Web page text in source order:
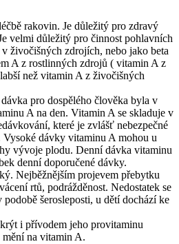
rakovin. Je důležitý pro zdravý
velmi důležitý pro činnost pohlavních
živočišných zdrojích, nebo jako beta
A z rostlinných zdrojů ( vitamin A z
než vitamin A z živočišných
pro dospělého člověka byla v
A na den. Vitamin A se skladuje v
které je zvlášť nebezpečné
Vysoké dávky vitaminu A mohou u
vývoje plodu. Denní dávka vitaminu
denní doporučené dávky.
Nejběžnějším projevem přebytku
rtů, podrážděnost. Nedostatek se
šerosleposti, u dětí dochází ke
i přívodem jeho provitaminu
na vitamin A.